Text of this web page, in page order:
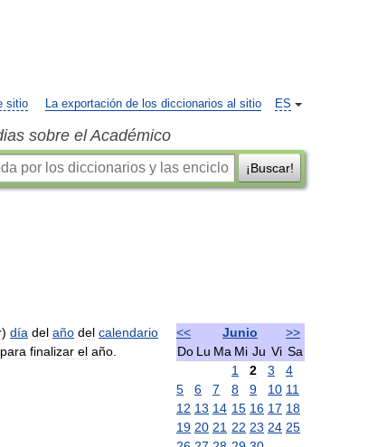
ES
sitio La exportación de los diccionarios al sitio
sobre el Académico
¡Buscar!
<<
Junio
>>
Do Lu Ma Mi Ju Vi Sa
1
2 3
4
5
6 7 8 9 10 11
12 13 14 15 16 17 18
19 20 21 22 23 24 25
) día del año del calendario
para finalizar el año